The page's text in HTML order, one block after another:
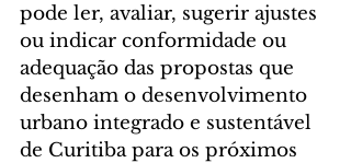
pode ler, avaliar, sugerir ajustes
ou indicar conformidade ou
adequação das propostas que
desenham o desenvolvimento
urbano integrado e sustentável
de Curitiba para os próximos